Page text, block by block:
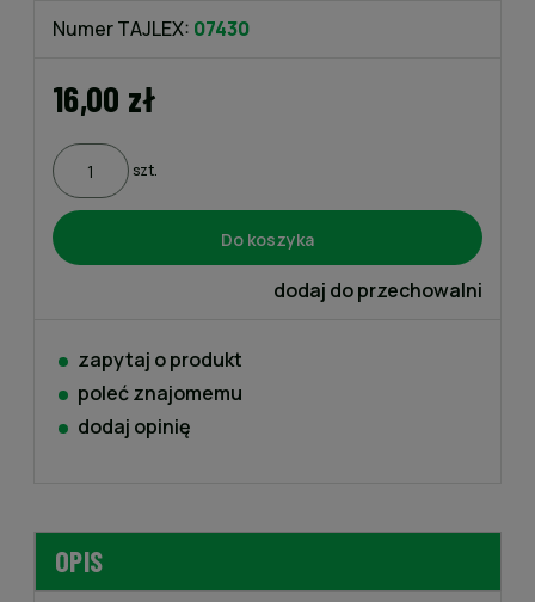
Numer TAJLEX: 07430
16,00 zł
szt.
Do koszyka
dodaj do przechowalni
zapytaj o produkt
poleć znajomemu
dodaj opinię
OPIS